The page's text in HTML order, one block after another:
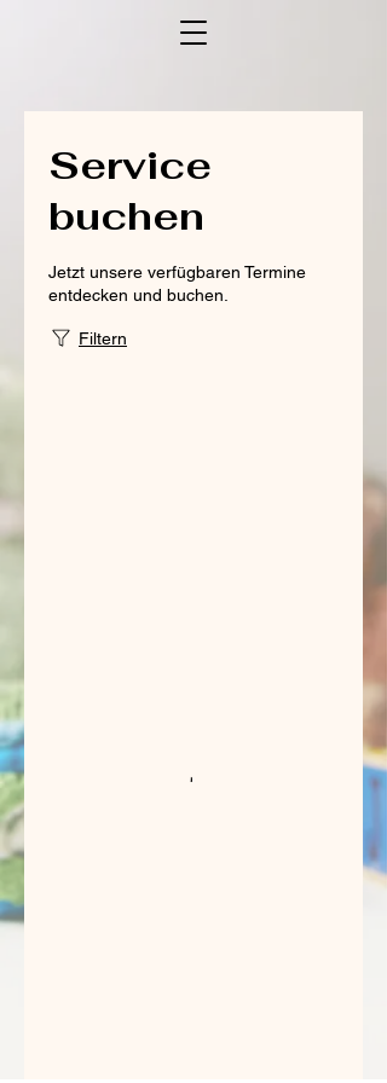
Service
buchen
Jetzt unsere verfügbaren Termine
entdecken und buchen.
Filtern